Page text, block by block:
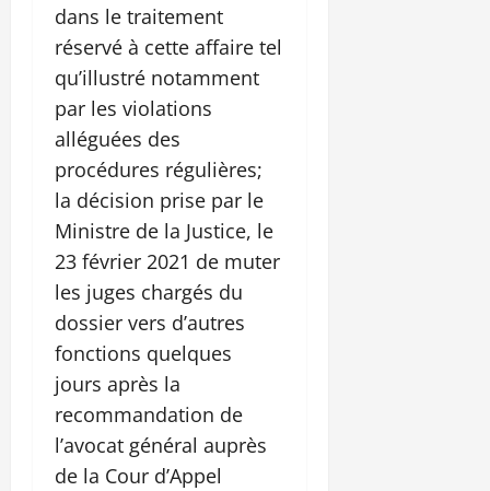
dans le traitement
réservé à cette affaire tel
qu’illustré notamment
par les violations
alléguées des
procédures régulières;
la décision prise par le
Ministre de la Justice, le
23 février 2021 de muter
les juges chargés du
dossier vers d’autres
fonctions quelques
jours après la
recommandation de
l’avocat général auprès
de la Cour d’Appel